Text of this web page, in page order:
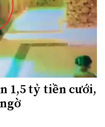
1,5 tỷ tiền cưới,